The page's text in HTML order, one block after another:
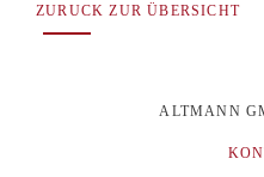
ZURUCK ZUR ÜBERSICHT
ALTMANN